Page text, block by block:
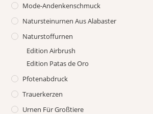
Mode-Andenkenschmuck
Natursteinurnen Aus Alabaster
Naturstoffurnen
Edition Airbrush
Edition Patas de Oro
Pfotenabdruck
Trauerkerzen
Urnen Für Großtiere